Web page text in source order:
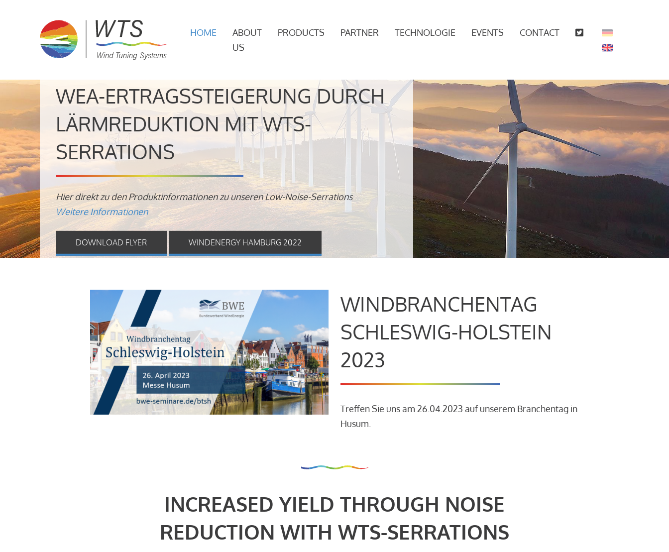
HOME
ABOUT
US
PRODUCTS PARTNER TECHNOLOGIE EVENTS CONTACT
WEA-ERTRAGSSTEIGERUNG DURCH
LÄRMREDUKTION MIT WTS-
SERRATIONS
Hier direkt zu den Produktinformationen zu unseren Low-Noise-Serrations
Weitere Informationen
DOWNLOAD FLYER WINDENERGY HAMBURG 2022
WINDBRANCHENTAG
SCHLESWIG-HOLSTEIN
2023
Treffen Sie uns am 26.04.2023 auf unserem Branchentag in
Husum.
INCREASED YIELD THROUGH NOISE
REDUCTION WITH WTS-SERRATIONS